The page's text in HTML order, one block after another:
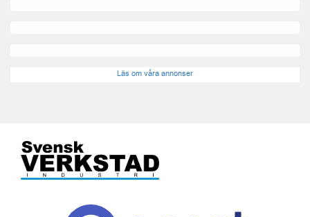
Läs om våra annonser